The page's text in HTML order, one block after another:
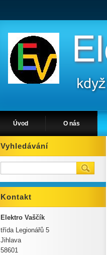
Úvod O nás
Vyhledávání
Kontakt
Elektro Vaščík
třída Legionářů 5
Jihlava
58601